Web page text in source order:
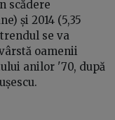
scădere
și 2014 (5,35
se va
oamenii
anilor '70, după